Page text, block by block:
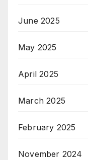
June 2025
May 2025
April 2025
March 2025
February 2025
November 2024